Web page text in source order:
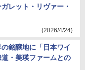
レット・リヴァー・
(2026/4/24)
銘醸地に「日本ワイ
・美瑛ファームとの